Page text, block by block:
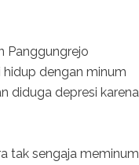
Panggungrejo
dengan minum
diduga depresi karena
tak sengaja meminum